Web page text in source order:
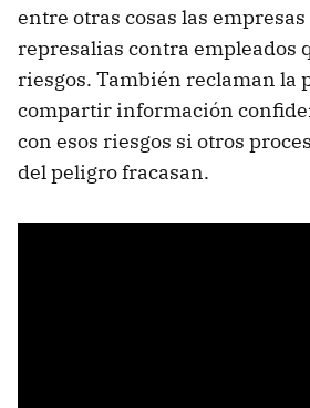
entre otras cosas las
represalias contra empleados
riesgos. También reclaman la
compartir información
con esos riesgos si otros
del peligro fracasan.